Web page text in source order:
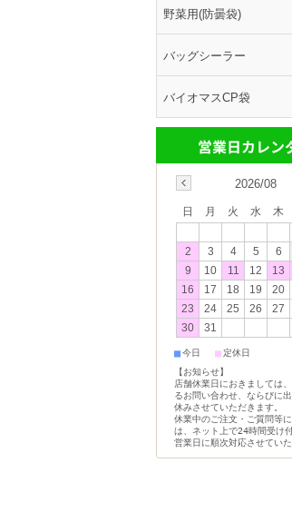
野菜用(防曇袋)
バッグシーラー
バイオマスCP袋
2026/08
日 月 火 水 木
2
3 4 5 6
9
10 11 12 13
16
17 18 19 20
23
24 25 26 27
30
31
■今日 ■定休日
【お知らせ】
店舗休業日におきましては
るお問い合わせ、ならびに
休みさせていただきます。
休業中のご注文・ご質問等
は、ネット上で24時間受け
営業日に順次対応させていた